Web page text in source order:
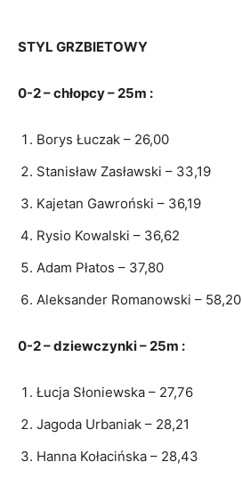
STYL GRZBIETOWY
0-2 – chłopcy – 25m :
Borys Łuczak – 26,00
Stanisław Zasławski – 33,19
Kajetan Gawroński – 36,19
Rysio Kowalski – 36,62
Adam Płatos – 37,80
Aleksander Romanowski – 58,20
0-2 – dziewczynki – 25m :
Łucja Słoniewska – 27,76
Jagoda Urbaniak – 28,21
Hanna Kołacińska – 28,43